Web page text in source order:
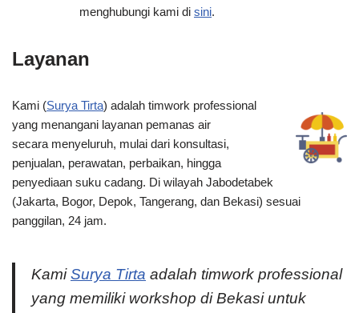
menghubungi kami di sini.
Layanan
Kami (Surya Tirta) adalah timwork professional
yang menangani layanan pemanas air
secara menyeluruh, mulai dari konsultasi,
penjualan, perawatan, perbaikan, hingga
penyediaan suku cadang. Di wilayah Jabodetabek
(Jakarta, Bogor, Depok, Tangerang, dan Bekasi) sesuai
panggilan, 24 jam.
KamiSurya Tirta adalah timwork professional
yang memiliki workshop di Bekasi untuk